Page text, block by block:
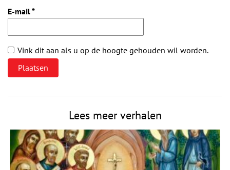
E-mail*
Vink dit aan als u op de hoogte gehouden wil worden.
Lees meer verhalen